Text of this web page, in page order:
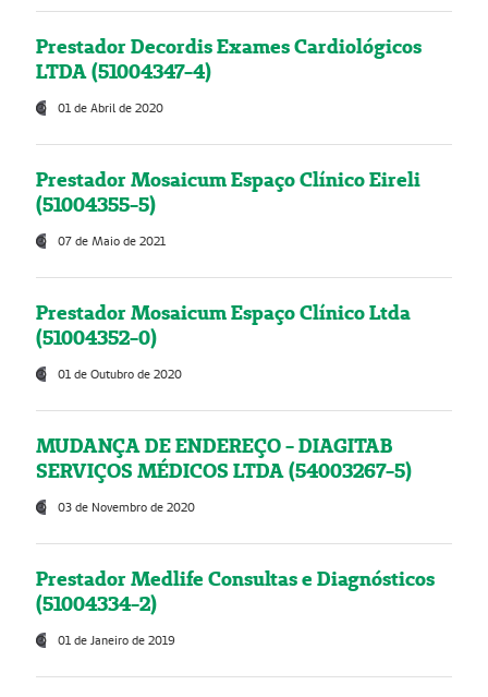
Prestador Decordis Exames Cardiológicos
LTDA (51004347-4)
01 de Abril de 2020
Prestador Mosaicum Espaço Clínico Eireli
(51004355-5)
07 de Maio de 2021
Prestador Mosaicum Espaço Clínico Ltda
(51004352-0)
01 de Outubro de 2020
MUDANÇA DE ENDEREÇO - DIAGITAB
SERVIÇOS MÉDICOS LTDA (54003267-5)
03 de Novembro de 2020
Prestador Medlife Consultas e Diagnósticos
(51004334-2)
01 de Janeiro de 2019